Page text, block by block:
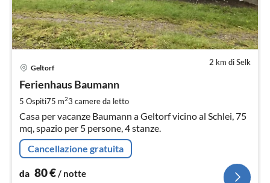
2 km di Selk
Geltorf
Ferienhaus Baumann
5 Ospiti75 m23 camere da letto
Casa per vacanze Baumann a Geltorf vicino al Schlei, 75
mq, spazio per 5 persone, 4 stanze.
Cancellazione gratuita
da 80€/ notte